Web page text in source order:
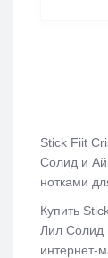
Stick Fiit
Солид и
нотками
Купить
Лил Солид
интернет-